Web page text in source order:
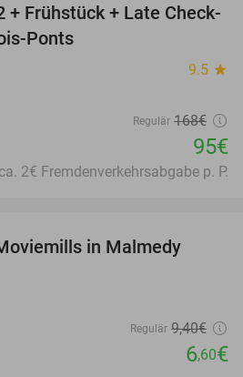
43%
+ Frühstück + Late Check-
Ponts
9.5 star
Regulär 168€
95€
2€ Fremdenverkehrsabgabe p. P.
in Malmedy
Regulär 9,40€
6,60€